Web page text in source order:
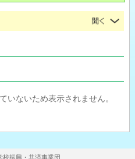
いないため表示されません。
振興・共済事業団